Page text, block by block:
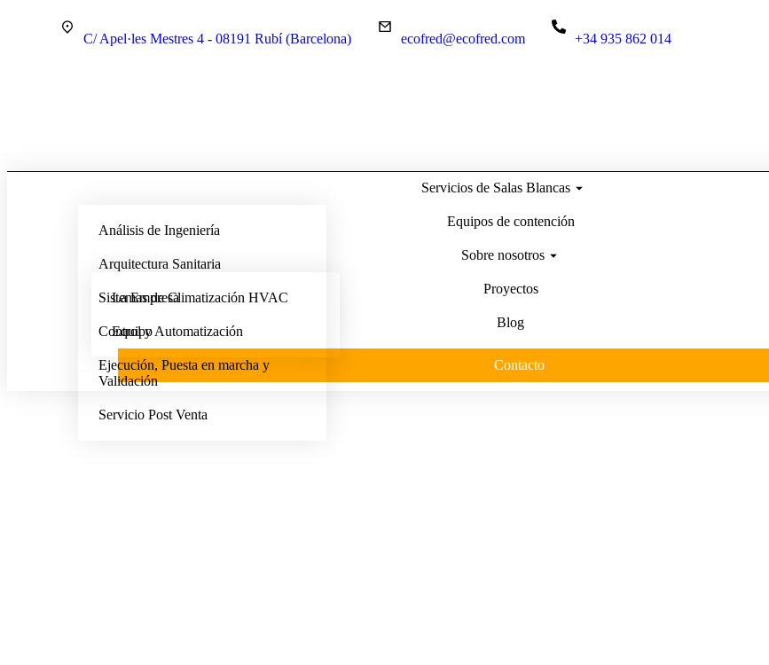
C/ Apel·les Mestres 4 - 08191 Rubí (Barcelona) ecofred@ecofred.com +34 935 862 014
Servicios de Salas Blancas
Análisis de Ingeniería
Arquitectura Sanitaria
Sistemas de Climatización HVAC
Control y Automatización
Ejecución, Puesta en marcha y
Validación
Servicio Post Venta
Equipos de contención
Sobre nosotros
La Empresa
Equipo
Proyectos
Blog
Contacto